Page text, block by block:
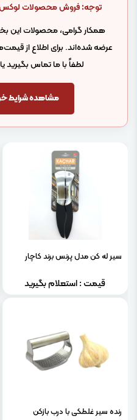
توجه: فروش محصولات لوکس
همکار گرامی، محصولات این
عرضه شده‌اند. برای اطلاع از
لطفاً با ما تماس بگیرید
مشاهده شرایط
سیر له کن مدل پرنس برند کاچار
قیمت : استعلام بگیرید
رنده سیر غلطکی با درب بازکن